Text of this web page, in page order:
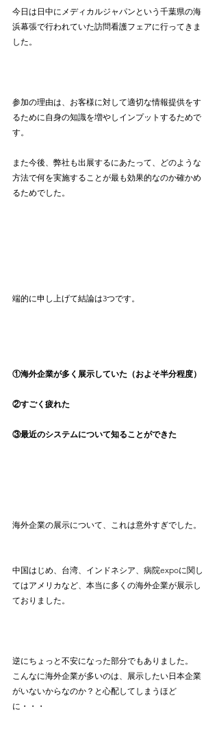
今日は日中にメディカルジャパンという千葉県の海
浜幕張で行われていた訪問看護フェアに行ってきま
した。
参加の理由は、お客様に対して適切な情報提供をす
るために自身の知識を増やしインプットするためで
す。
また今後、弊社も出展するにあたって、どのような
方法で何を実施することが最も効果的なのか確かめ
るためでした。
端的に申し上げて結論は3つです。
①海外企業が多く展示していた（およそ半分程度）
②すごく疲れた
③最近のシステムについて知ることができた
海外企業の展示について、これは意外すぎでした。
中国はじめ、台湾、インドネシア、病院expoに関し
てはアメリカなど、本当に多くの海外企業が展示し
ておりました。
逆にちょっと不安になった部分でもありました。
こんなに海外企業が多いのは、展示したい日本企業
がいないからなのか？と心配してしまうほど
に・・・